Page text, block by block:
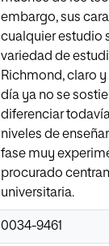
embargo, sus
cualquier estudio
variedad de
Richmond, claro
día ya no se
diferenciar
niveles de
fase muy
procurado
universitaria.
0034-9461